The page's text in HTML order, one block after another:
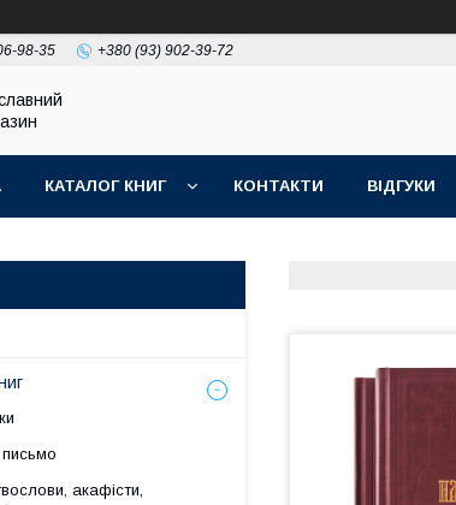
98-35 +380 (93) 902-39-72
КАТАЛОГ КНИГ КОНТАКТИ ВІДГУКИ
акафісти,